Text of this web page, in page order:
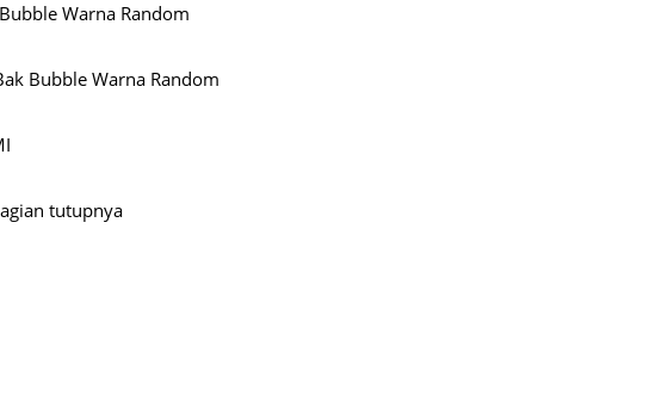
Warna Random
Bubble Warna Random
tutupnya